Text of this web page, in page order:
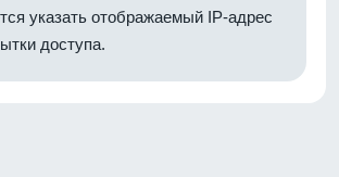
указать отображаемый IP-адрес
доступа.